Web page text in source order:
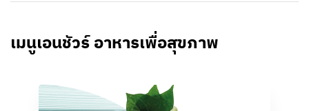
เมนูเอนชัวร์ อาหารเพื่อสุขภาพ